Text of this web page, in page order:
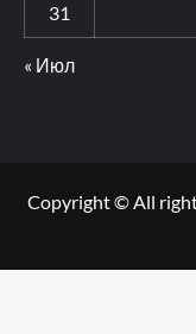
31
« Июл
Copyright © All